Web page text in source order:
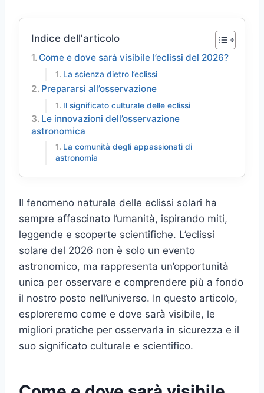
Indice dell'articolo
Come e dove sarà visibile l’eclissi del 2026?
La scienza dietro l’eclissi
Prepararsi all’osservazione
Il significato culturale delle eclissi
Le innovazioni dell’osservazione
astronomica
La comunità degli appassionati di
astronomia
Il fenomeno naturale delle eclissi solari ha
sempre affascinato l’umanità, ispirando miti,
leggende e scoperte scientifiche. L’eclissi
solare del 2026 non è solo un evento
astronomico, ma rappresenta un’opportunità
unica per osservare e comprendere più a fondo
il nostro posto nell’universo. In questo articolo,
esploreremo come e dove sarà visibile, le
migliori pratiche per osservarla in sicurezza e il
suo significato culturale e scientifico.